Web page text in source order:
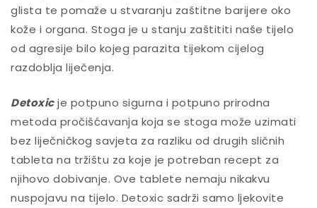
glista te pomaže u stvaranju zaštitne barijere oko
kože i organa. Stoga je u stanju zaštititi naše tijelo
od agresije bilo kojeg parazita tijekom cijelog
razdoblja liječenja.
Detoxicje potpuno sigurna i potpuno prirodna
metoda pročišćavanja koja se stoga može uzimati
bez liječničkog savjeta za razliku od drugih sličnih
tableta na tržištu za koje je potreban recept za
njihovo dobivanje. Ove tablete nemaju nikakvu
nuspojavu na tijelo. Detoxic sadrži samo ljekovite